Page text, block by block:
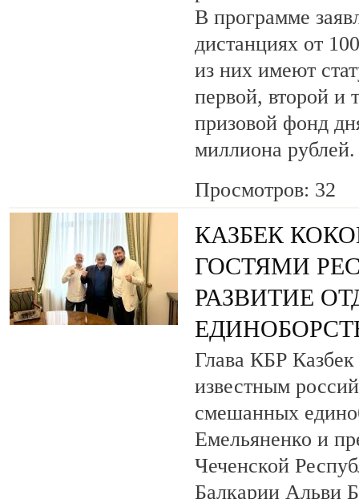
В программе
дистанциях от
из них имеют
первой, второй и
призовой фонд
миллиона рублей.
Просмотров: 32
КАЗБЕК
ГОСТЯМИ
РАЗВИТИЕ
Глава КБР Казбек
известным
смешанных
Емельяненко и
Чеченской
Балкарии Альви